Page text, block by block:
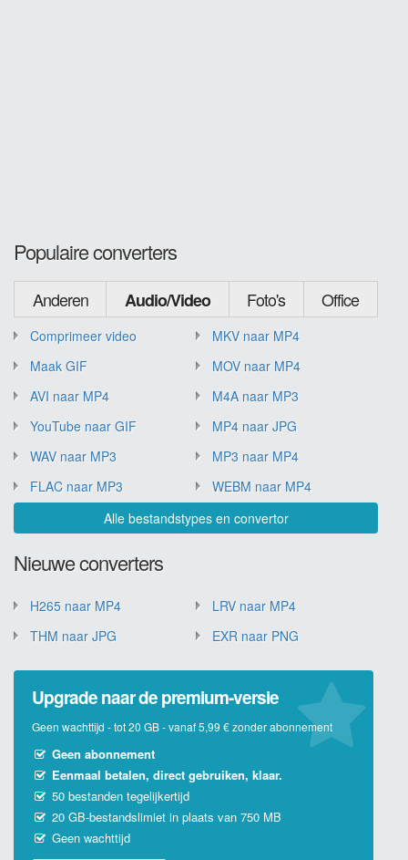
Populaire converters
Anderen Audio/Video Foto's Office
Comprimeer video
MKV naar MP4
Maak GIF
MOV naar MP4
AVI naar MP4
M4A naar MP3
YouTube naar GIF
MP4 naar JPG
WAV naar MP3
MP3 naar MP4
FLAC naar MP3
WEBM naar MP4
Alle bestandstypes en convertor
Nieuwe converters
H265 naar MP4
LRV naar MP4
THM naar JPG
EXR naar PNG
Upgrade naar de premium-versie
Geen wachttijd - tot 20 GB - vanaf 5,99 € zonder abonnement
Geen abonnement
Eenmaal betalen, direct gebruiken, klaar.
50 bestanden tegelijkertijd
20 GB-bestandslimiet in plaats van 750 MB
Geen wachttijd